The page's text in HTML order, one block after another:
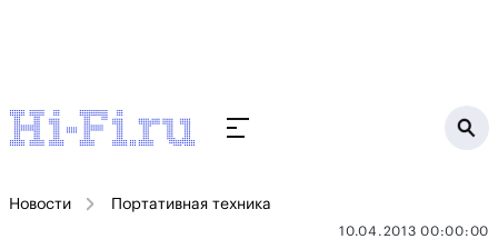
Новости Портативная техника
10.04.2013 00:00:00